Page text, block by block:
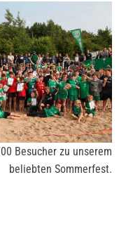
Besucher zu unserem
beliebten Sommerfest.